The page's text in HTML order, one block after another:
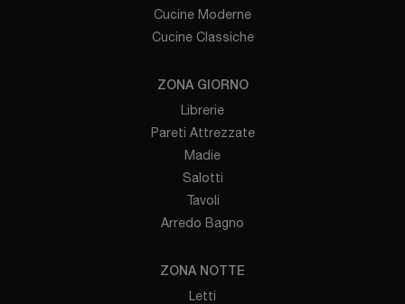
Cucine Moderne
Cucine Classiche
ZONA GIORNO
Librerie
Pareti Attrezzate
Madie
Salotti
Tavoli
Arredo Bagno
ZONA NOTTE
Letti